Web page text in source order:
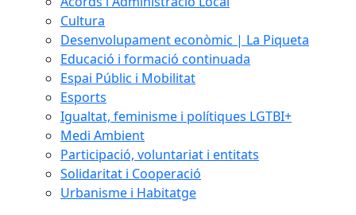
Cultura
Desenvolupament econòmic | La Piqueta
Educació i formació continuada
Espai Públic i Mobilitat
Esports
Igualtat, feminisme i polítiques LGTBI+
Medi Ambient
Participació, voluntariat i entitats
Solidaritat i Cooperació
Urbanisme i Habitatge